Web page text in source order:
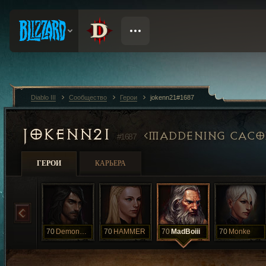
JOKENN21 #1687 MADDENING
ГЕРОИ КАРЬЕРА
70 DemonHunter 70 HAMMER 70 MadBoiii 70 Monke
Diablo III Сообщество Герои jokenn21#1687